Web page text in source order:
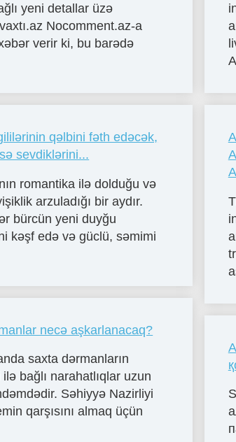
yeni detallar üzə
Nocomment.az-a
verir ki, bu barədə
qəlbini fəth edəcək,
sevdiklərini...
romantika ilə dolduğu və
arzuladığı bir aydır.
bürcün yeni duyğu
kəşf edə və güclü, səmimi
necə aşkarlanacaq?
saxta dərmanların
bağlı narahatlıqlar uzun
Səhiyyə Nazirliyi
qarşısını almaq üçün